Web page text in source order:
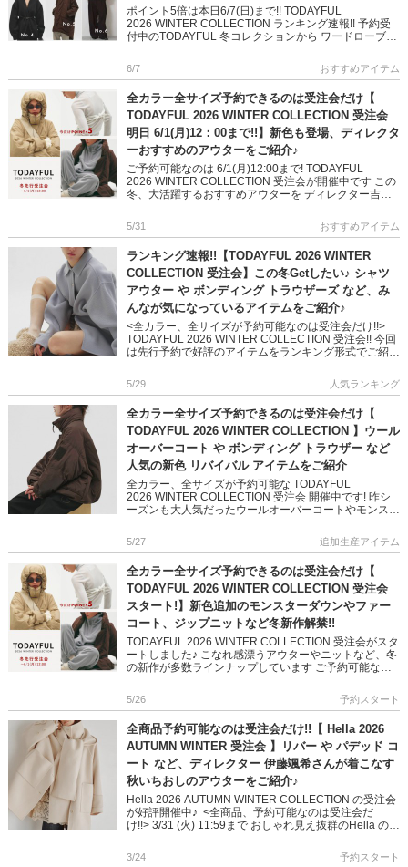
ポイント5倍は本日6/7(日)まで!! TODAYFUL
2026 WINTER COLLECTION ランキング速報!! 予約受
付中のTODAYFUL 冬コレクションから ワードローブに
6/7 おすすめアイテム
全カラー全サイズ予約できるのは受注会だけ【
TODAYFUL 2026 WINTER COLLECTION 受注会
明日 6/1(月)12：00まで!!】新色も登場、ディレクタ
ーおすすめのアウターをご紹介♪
ご予約可能なのは 6/1(月)12:00まで! TODAYFUL
2026 WINTER COLLECTION 受注会が開催中です この
冬、大活躍するおすすめアウターを ディレクター吉田
5/31 おすすめアイテム
ランキング速報!!【TODAYFUL 2026 WINTER
COLLECTION 受注会】この冬Getしたい♪ シャツ
アウター や ボンディング トラウザーズ など、み
んなが気になっているアイテムをご紹介♪
<全カラー、全サイズが予約可能なのは受注会だけ!!>
TODAYFUL 2026 WINTER COLLECTION 受注会!! 今回
は先行予約で好評のアイテムをランキング形式でご紹介
5/29 人気ランキング
全カラー全サイズ予約できるのは受注会だけ【
TODAYFUL 2026 WINTER COLLECTION 】ウール
オーバーコート や ボンディング トラウザー など
人気の新色 リバイバル アイテムをご紹介
全カラー、全サイズが予約可能な TODAYFUL
2026 WINTER COLLECTION 受注会 開催中です! 昨シ
ーズンも大人気だったウールオーバーコートやモンスタ
5/27 追加生産アイテム
全カラー全サイズ予約できるのは受注会だけ【
TODAYFUL 2026 WINTER COLLECTION 受注会
スタート!】新色追加のモンスターダウンやファー
コート、ジップニットなど冬新作解禁!!
TODAYFUL 2026 WINTER COLLECTION 受注会がスタ
ートしました♪ こなれ感漂うアウターやニットなど、冬
の新作が多数ラインナップしています ご予約可能なの
5/26 予約スタート
全商品予約可能なのは受注会だけ!!【 Hella 2026
AUTUMN WINTER 受注会 】リバー や パデッド コ
ート など、ディレクター 伊藤颯希さんが着こなす
秋いちおしのアウターをご紹介♪
Hella 2026 AUTUMN WINTER COLLECTION の受注会
が好評開催中♪ <全商品、予約可能なのは受注会だ
け!!> 3/31 (火) 11:59まで おしゃれ見え抜群のHella の秋
3/24 予約スタート